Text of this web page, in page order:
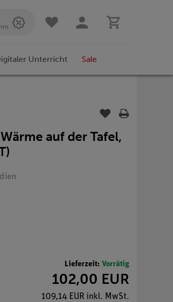
Unterricht Sale
auf der Tafel,
Lieferzeit: Vorrätig
102,00 EUR
109,14 EUR inkl. MwSt.